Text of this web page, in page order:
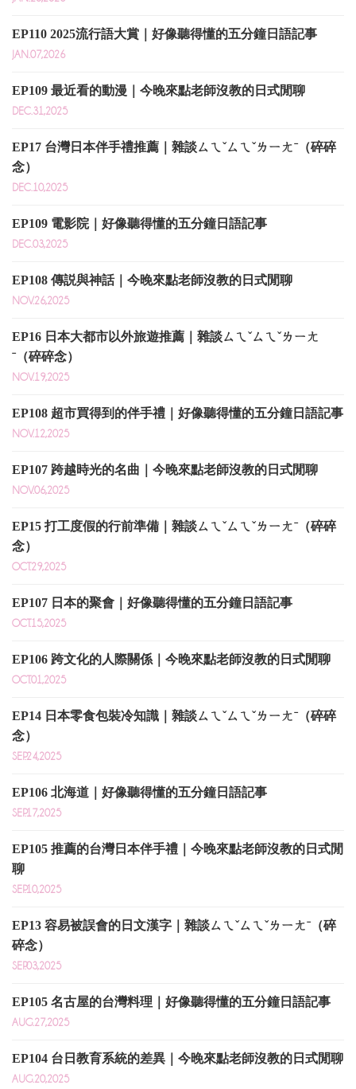
EP110 2025流行語大賞｜好像聽得懂的五分鐘日語記事
JAN.07,2026
EP109 最近看的動漫｜今晚來點老師沒教的日式閒聊
DEC.31,2025
EP17 台灣日本伴手禮推薦｜雜談ㄙㄟˇㄙㄟˇㄌㄧㄤˉ（碎碎
念）
DEC.10,2025
EP109 電影院｜好像聽得懂的五分鐘日語記事
DEC.03,2025
EP108 傳説與神話｜今晚來點老師沒教的日式閒聊
NOV.26,2025
EP16 日本大都市以外旅遊推薦｜雜談ㄙㄟˇㄙㄟˇㄌㄧㄤ
ˉ（碎碎念）
NOV.19,2025
EP108 超市買得到的伴手禮｜好像聽得懂的五分鐘日語記事
NOV.12,2025
EP107 跨越時光的名曲｜今晚來點老師沒教的日式閒聊
NOV.06,2025
EP15 打工度假的行前準備｜雜談ㄙㄟˇㄙㄟˇㄌㄧㄤˉ（碎碎
念）
OCT.29,2025
EP107 日本的聚會｜好像聽得懂的五分鐘日語記事
OCT.15,2025
EP106 跨文化的人際關係｜今晚來點老師沒教的日式閒聊
OCT.01,2025
EP14 日本零食包裝冷知識｜雜談ㄙㄟˇㄙㄟˇㄌㄧㄤˉ（碎碎
念）
SEP.24,2025
EP106 北海道｜好像聽得懂的五分鐘日語記事
SEP.17,2025
EP105 推薦的台灣日本伴手禮｜今晚來點老師沒教的日式閒
聊
SEP.10,2025
EP13 容易被誤會的日文漢字｜雜談ㄙㄟˇㄙㄟˇㄌㄧㄤˉ（碎
碎念）
SEP.03,2025
EP105 名古屋的台灣料理｜好像聽得懂的五分鐘日語記事
AUG.27,2025
EP104 台日教育系統的差異｜今晚來點老師沒教的日式閒聊
AUG.20,2025